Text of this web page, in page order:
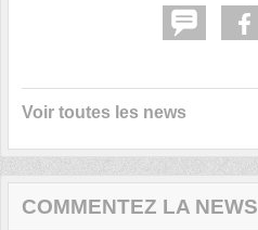
Voir toutes les news
COMMENTEZ LA NEWS